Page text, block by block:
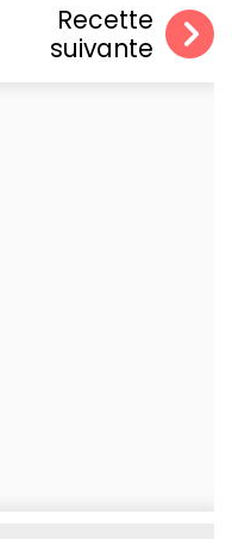
Recette
suivante